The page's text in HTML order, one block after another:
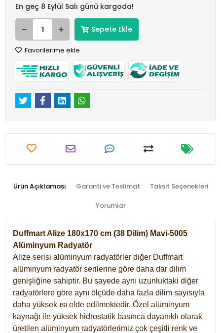
En geç 8 Eylül Salı günü kargoda!
Sepete Ekle
Favorilerime ekle
Ürün Açıklaması Garanti ve Teslimat Taksit Seçenekleri
Yorumlar
Duffmart Alize 180x170 cm (38 Dilim) Mavi-5005
Alüminyum Radyatör
Alize serisi alüminyum radyatörler diğer Duffmart
alüminyum radyatör serilerine göre daha dar dilim
genişliğine sahiptir. Bu sayede aynı uzunluktaki diğer
radyatörlere göre aynı ölçüde daha fazla dilim sayısıyla
daha yüksek ısı elde edilmektedir. Özel alüminyum
kaynağı ile yüksek hidrostatik basınca dayanıklı olarak
üretilen alüminyum radyatörlerimiz çok çeşitli renk ve